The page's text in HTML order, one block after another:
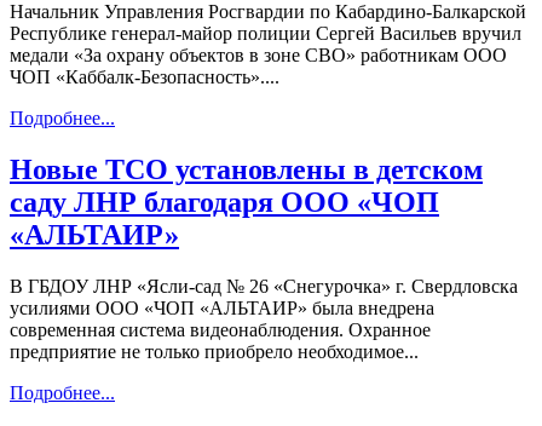
Начальник Управления Росгвардии по Кабардино-Балкарской
Республике генерал-майор полиции Сергей Васильев вручил
медали «За охрану объектов в зоне СВО» работникам ООО
ЧОП «Каббалк-Безопасность»....
Подробнее...
Новые ТСО установлены в детском
саду ЛНР благодаря ООО «ЧОП
«АЛЬТАИР»
В ГБДОУ ЛНР «Ясли-сад № 26 «Снегурочка» г. Свердловска
усилиями ООО «ЧОП «АЛЬТАИР» была внедрена
современная система видеонаблюдения. Охранное
предприятие не только приобрело необходимое...
Подробнее...